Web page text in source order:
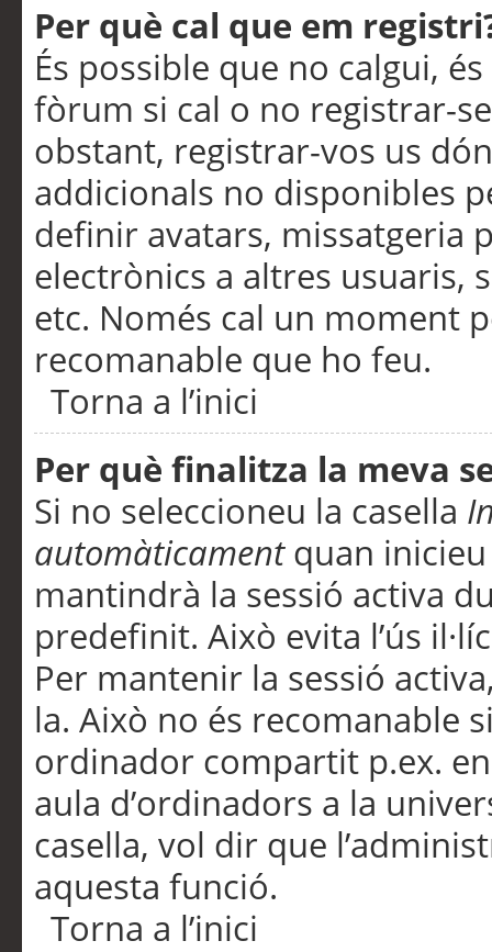
Per què cal que em
És possible que no calgui,
fòrum si cal o no registrar-
obstant, registrar-vos us
addicionals no disponibles
definir avatars, missatgeria
electrònics a altres usuaris,
etc. Només cal un moment
recomanable que ho feu.
Torna a l’inici
Per què finalitza la meva
Si no seleccioneu la casella
automàticamentquan inicieu
mantindrà la sessió activa
predefinit. Això evita l’ús
Per mantenir la sessió
la. Això no és recomanable
ordinador compartit p.ex.
aula d’ordinadors a la
casella, vol dir que
aquesta funció.
Torna a l’inici